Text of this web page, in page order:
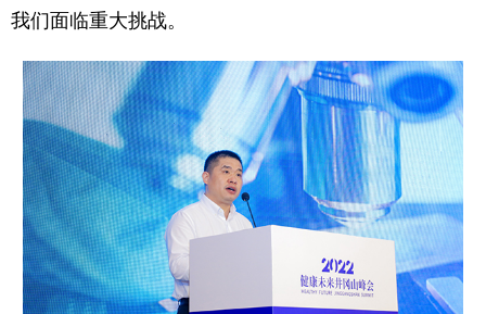
学术中国 乡村振兴 银龄 溯源中国
城市 旅游 能源 会展
彩票 娱乐 时尚 悦读
公益 一带一路 亚太网 上市公司
文化产业
我们面临重大挑战。